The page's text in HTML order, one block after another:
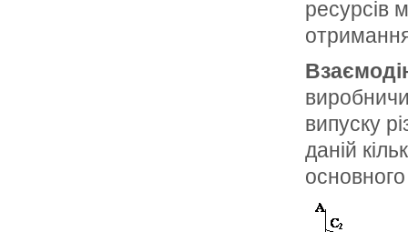
ресурсів
отримання
випуску
даній
основного